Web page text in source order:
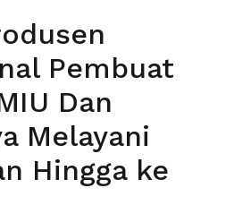
Pembuat
Dan
Melayani
Hingga ke